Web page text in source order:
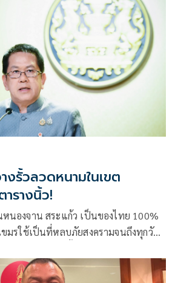
รั้วลวดหนามในเขต
รางนิ้ว!
องจาน สระแก้ว เป็นของไทย 100%
มรใช้เป็นที่หลบภัยสงครามจนถึงทุกวัน
ว